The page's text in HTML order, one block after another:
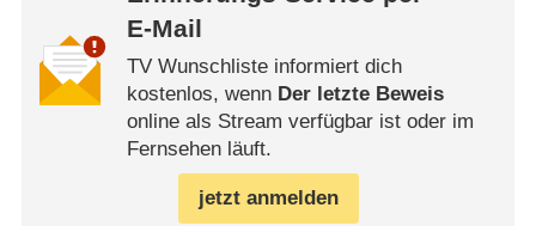
E-Mail
TV Wunschliste informiert dich
kostenlos, wenn Der letzte Beweis
online als Stream verfügbar ist oder im
Fernsehen läuft.
jetzt anmelden